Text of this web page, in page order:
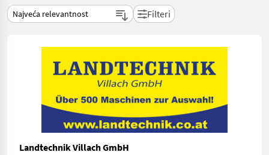
Filteri
Landtechnik Villach GmbH